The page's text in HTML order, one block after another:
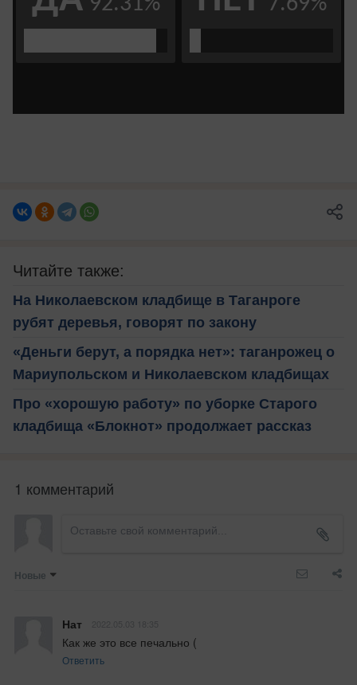
Читайте также:
На Николаевском кладбище в Таганроге
рубят деревья, говорят по закону
«Деньги берут, а порядка нет»: таганрожец о
Мариупольском и Николаевском кладбищах
Про «хорошую работу» по уборке Старого
кладбища «Блокнот» продолжает рассказ
1 комментарий
Новые
Нат
Как же это все печально (
Ответить